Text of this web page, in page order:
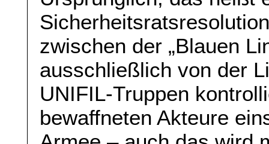
zwischen der „Blauen
ausschließlich von der
UNIFIL-Truppen
bewaffneten Akteure